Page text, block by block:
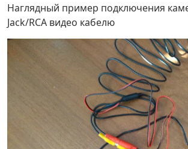
Наглядный пример подключения
Jack/RCA видео кабелю